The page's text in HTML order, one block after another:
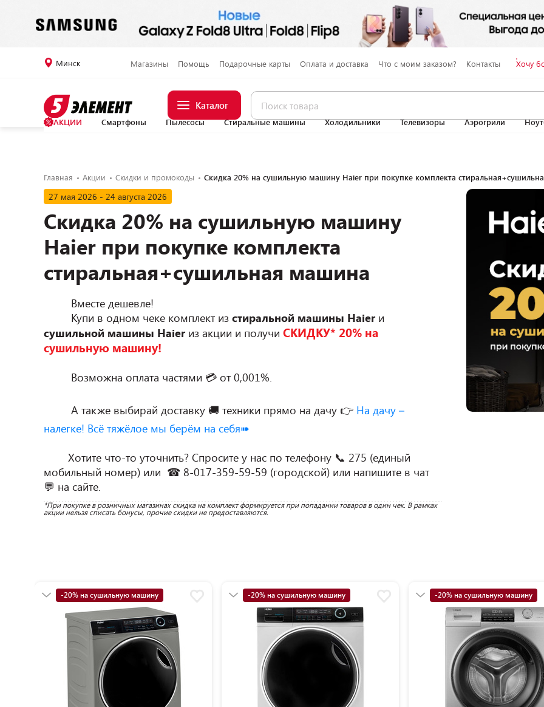
Минск Магазины Помощь Подарочные карты Оплата и доставка Что с моим заказом? Контакты Хочу
Каталог
АКЦИИ Смартфоны Пылесосы Стиральные машины Холодильники Телевизоры Аэрогрили
Главная Акции Скидки и промокоды Скидка 20% на сушильную машину Haier при покупке комплекта
27 мая 2026 - 24 августа 2026
Скидка 20% на сушильную машину
Haier при покупке комплекта
стиральная+сушильная машина
	 Купи в одном чеке комплект из
стиральной машины Haier
сушильной машины Haier из акции и получи СКИДКУ* 20% на
сушильную машину!
         А также выбирай доставку 🚚 техники прямо на дачу 👉
На дачу –
налегке! Всё тяжёлое мы берём на себя➠
мобильный номер) или  ☎ 8-017-359-59-59 (городской) или напишите в чат
*При покупке в розничных магазинах скидка на комплект формируется при попадании товаров в один чек. В рамках
акции нельзя списать бонусы, прочие скидки не предоставляются.
-20% на сушильную машину
5+19 суперкредит
-20% на сушильную машину
5+19 суперкредит
-20% на сушильную машину
5+19 суперкредит